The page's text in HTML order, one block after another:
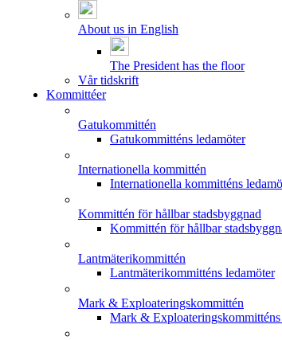
About us in English
The President has the floor
Vår tidskrift
Kommittéer
Gatukommittén
Gatukommitténs ledamöter
Internationella kommittén
Internationella kommitténs
Kommittén för hållbar stadsbyggnad
Kommittén för hållbar
Lantmäterikommittén
Lantmäterikommitténs ledamöter
Mark & Exploateringskommittén
Mark & Exploateringskommitténs